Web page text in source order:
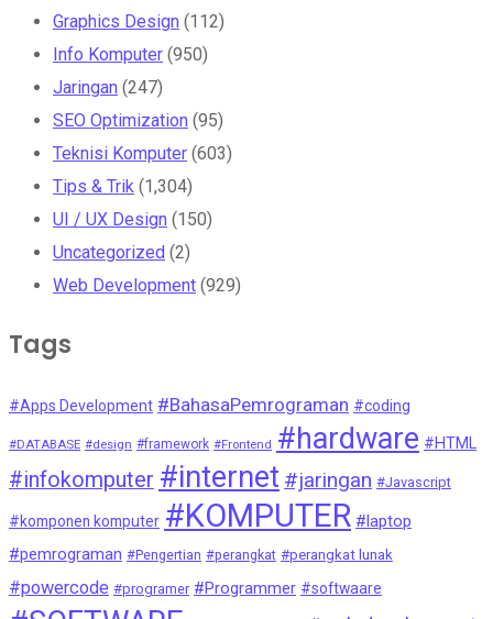
Graphics Design (112)
Info Komputer (950)
Jaringan (247)
SEO Optimization (95)
Teknisi Komputer (603)
Tips & Trik (1,304)
UI / UX Design (150)
Uncategorized (2)
Web Development (929)
Tags
#Apps Development #BahasaPemrograman #coding
#DATABASE #design #framework #Frontend #hardware #HTML
#infokomputer #internet #jaringan #Javascript
#komponen komputer #KOMPUTER #laptop
#pemrograman #Pengertian #perangkat #perangkat lunak
#powercode #programer #Programmer #softwaare